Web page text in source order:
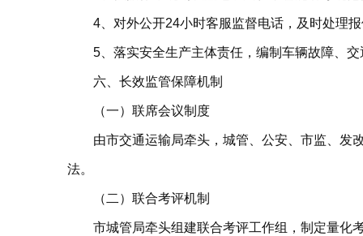
4、对外公开24小时客服监督电话，及时处理
5、落实安全生产主体责任，编制车辆故障、
六、长效监管保障机制
（一）联席会议制度
由市交通运输局牵头，城管、公安、市监、发
法。
（二）联合考评机制
市城管局牵头组建联合考评工作组，制定量化